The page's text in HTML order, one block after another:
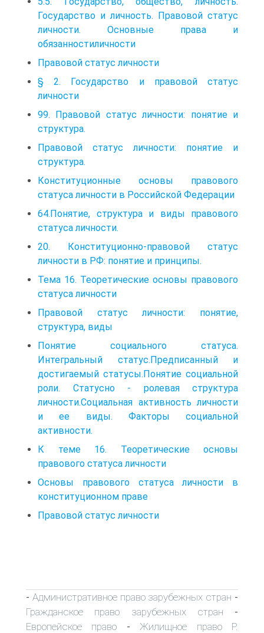
Государство и личность. Правовой статус
личности. Основные права и
обязанностиличности
Правовой статус личности
§ 2. Государство и правовой статус
личности
99. Правовой статус личности: понятие и
структура.
Правовой статус личности: понятие и
структура.
Конституционные основы правового
статуса личности в Российской Федерации
64.Понятие, структура и виды правового
статуса личности.
20. Конституционно-правовой статус
личности в РФ: понятие и принципы.
Тема 16. Теоретические основы правового
статуса личности
Правовой статус личности: понятие,
структура, виды
Понятие социального статуса.
Интегральный статус.Предписанный и
достигаемый статусы.Понятие социальной
роли. Статусно - ролевая структура
личности.Социальная активность личности
и ее виды. Факторы социальной
активности.
К теме 16. Теоретические основы
правового статуса личности
Основы правового статуса личности в
конституционном праве
Правовой статус личности
- Административное право зарубежных стран -
Гражданское право зарубежных стран -
Европейское право - Жилищное право Р.